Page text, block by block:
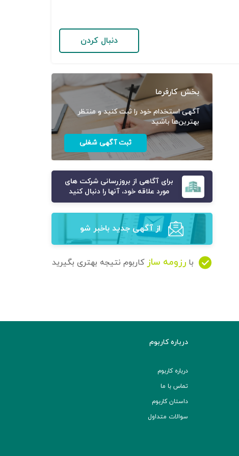
دنبال کردن
بخش کارفرما
آگهی استخدام خود را ثبت کنید و منتظر
بهترین‌ها باشید
ثبت آگهی شغلی
برای آگاهی از بروزرسانی شرکت های
مورد علاقه خود، آنها را دنبال کنید
از آگهی‌ جدید باخبر شو
با رزومه ساز کاربوم نتیجه بهتری بگیرید
درباره کاربوم
درباره کاربوم
تماس با ما
داستان کاربوم
سوالات متداول